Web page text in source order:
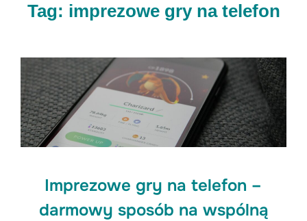
Tag: imprezowe gry na telefon
Imprezowe gry na telefon –
darmowy sposób na wspólną